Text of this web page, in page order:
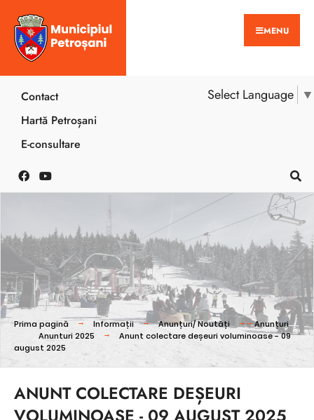
MENU
Select Language ▼
Contact
Hartă Petroșani
E-consultare
Prima pagină Informații Anunțuri/ Noutăți
Anunțuri
Anunturi 2025
Anunt colectare deșeuri voluminoase - 09
august 2025
ANUNT COLECTARE DEȘEURI